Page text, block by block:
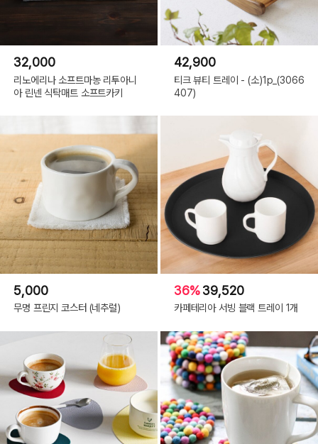
32,000
리노에리나 소프트마농 리투아니
아 린넨 식탁매트 소프트카키
42,900
티크 뷰티 트레이 - (소)1p_(3066
407)
5,000
무명 프린지 코스터 (네추럴)
36%39,520
카페테리아 서빙 블랙 트레이 1개